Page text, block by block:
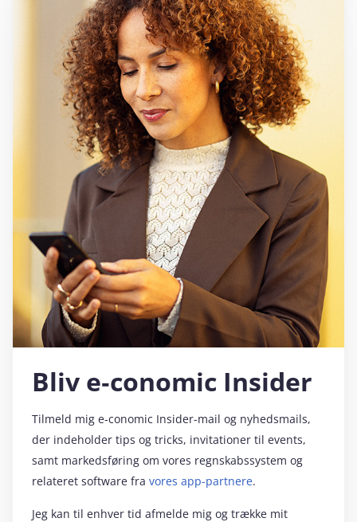
Bliv e‑conomic Insider
Tilmeld mig e‑conomic Insider-mail og nyhedsmails,
der indeholder tips og tricks, invitationer til events,
samt markedsføring om vores regnskabssystem og
relateret software fra vores app-partnere.
Jeg kan til enhver tid afmelde mig og trække mit